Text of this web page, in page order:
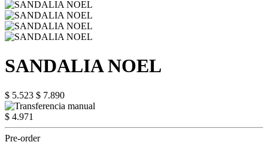
SANDALIA NOEL
$ 5.523 $ 7.890
$ 4.971
Pre-order